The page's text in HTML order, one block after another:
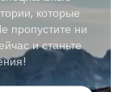
которые
пропустите ни
и станьте